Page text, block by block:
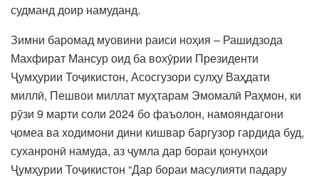
судманд доир намуданд.
Зимни баромад муовини раиси ноҳия – Рашидзода
Махфират Мансур оид ба вохӯрии Президенти
Ҷумҳурии Тоҷикистон, Асосгузори сулҳу Ваҳдати
миллӣ, Пешвои миллат муҳтарам Эмомалӣ Раҳмон, ки
рӯзи 9 марти соли 2024 бо фаъолон, намояндагони
ҷомеа ва ходимони дини кишвар баргузор гардида буд,
суханронӣ намуда, аз ҷумла дар бораи қонунҳои
Ҷумҳурии Тоҷикистон “Дар бораи масулияти падару